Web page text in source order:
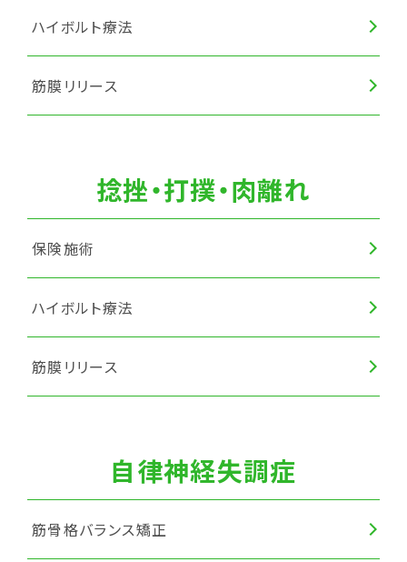
ハイボルト療法
筋膜リリース
捻挫・打撲・肉離れ
保険施術
ハイボルト療法
筋膜リリース
自律神経失調症
筋骨格バランス矯正